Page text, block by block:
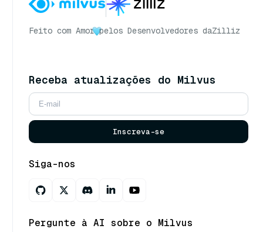
Feito com Amor pelos Desenvolvedores daZilliz
Receba atualizações do Milvus
Inscreva-se
Siga-nos
Pergunte à AI sobre o Milvus